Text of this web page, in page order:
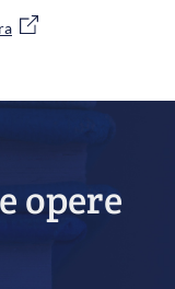
opere